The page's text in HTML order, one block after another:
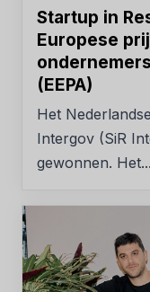
Startup in
Europese
(EEPA)
Het
Intergov (SiR
gewonnen. Het...